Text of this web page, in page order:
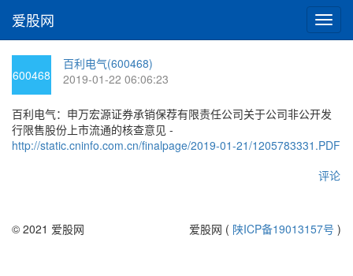
切
换
爱股网
600468
百利电气(600468)
2019-01-22 06:06:23
百利电气：申万宏源证券承销保荐有限责任公司关于公司非公开发
行限售股份上市流通的核查意见 -
http://static.cninfo.com.cn/finalpage/2019-01-21/1205783331.PDF
评论
© 2021 爱股网 爱股网 ( 陕ICP备19013157号 )